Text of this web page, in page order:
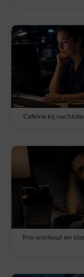
Cafeïne bij
Pre-workout en